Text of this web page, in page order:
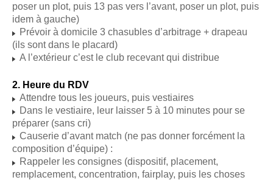
poser un plot, puis 13 pas vers l’avant, poser un plot, puis
idem à gauche)
Prévoir à domicile 3 chasubles d’arbitrage + drapeau
(ils sont dans le placard)
A l’extérieur c’est le club recevant qui distribue
2. Heure du RDV
Attendre tous les joueurs, puis vestiaires
Dans le vestiaire, leur laisser 5 à 10 minutes pour se
préparer (sans cri)
Causerie d’avant match (ne pas donner forcément la
composition d’équipe) :
Rappeler les consignes (dispositif, placement,
remplacement, concentration, fairplay, puis les choses